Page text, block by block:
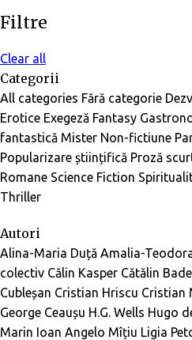
Filtre
Clear all
Categorii
All categories Fără categorie
Erotice Exegeză Fantasy
fantastică Mister Non-fictiune
Popularizare științifică Proză
Romane Science Fiction
Thriller
Autori
Alina-Maria Duță Amalia-
colectiv Călin Kasper Cătălin
Cubleșan Cristian Hriscu Cristian
George Ceaușu H.G. Wells Hugo
Marin Ioan Angelo Mîțiu Ligia